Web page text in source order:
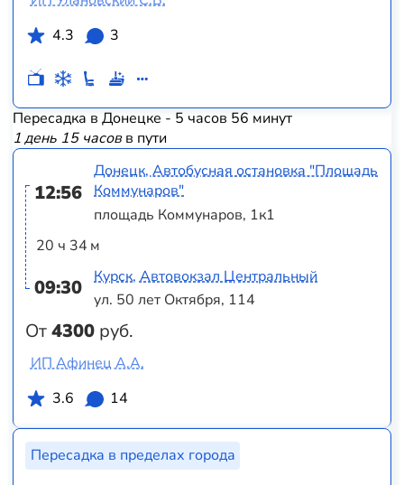
4.3
3
Пересадка в Донецке - 5 часов 56 минут
1 день 15 часовв пути
12:56
20 ч 34 м
09:30
От4300 руб.
Донецк, Автобусная остановка "Площадь
Коммунаров"
площадь Коммунаров, 1к1
Курск, Автовокзал Центральный
ул. 50 лет Октября, 114
ИП Афинец А.А.
3.6
14
Пересадка в пределах города